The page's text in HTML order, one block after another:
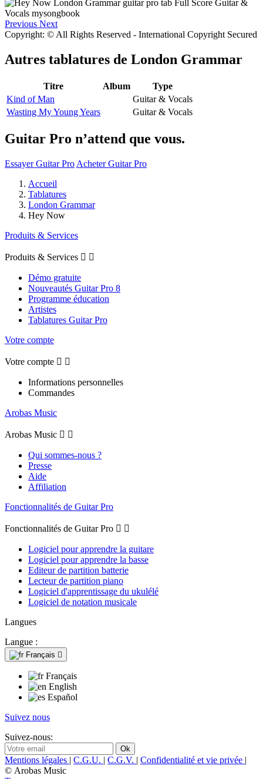
Previous Next
Copyright: © All Rights Reserved - International Copyright Secured
Autres tablatures de London Grammar
Titre Album
Type
Kind of Man
Guitar & Vocals
Wasting My Young Years
Guitar & Vocals
Guitar Pro n’attend que vous.
Essayer Guitar Pro Acheter Guitar Pro
Accueil
Tablatures
London Grammar
Hey Now
Produits & Services
Produits & Services  
Démo gratuite
Nouveautés Guitar Pro 8
Programme éducation
Artistes
Tablatures Guitar Pro
Votre compte
Votre compte  
Informations personnelles
Commandes
Arobas Music
Arobas Music  
Qui sommes-nous ?
Presse
Aide
Affiliation
Fonctionnalités de Guitar Pro
Fonctionnalités de Guitar Pro  
Logiciel pour apprendre la guitare
Logiciel pour apprendre la basse
Editeur de partition batterie
Lecteur de partition piano
Logiciel d'apprentissage du ukulélé
Logiciel de notation musicale
Langues
Langue :
Français 
Français
English
Español
Suivez nous
Suivez-nous:
Mentions légales | C.G.U. | C.G.V. | Confidentialité et vie privée |
© Arobas Music